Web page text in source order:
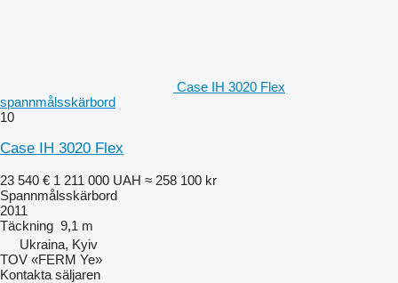
Case IH 3020 Flex
spannmålsskärbord
10
Case IH 3020 Flex
23 540 € 1 211 000 UAH ≈ 258 100 kr
Spannmålsskärbord
2011
Täckning 9,1 m
Ukraina, Kyiv
TOV «FERM Ye»
Kontakta säljaren